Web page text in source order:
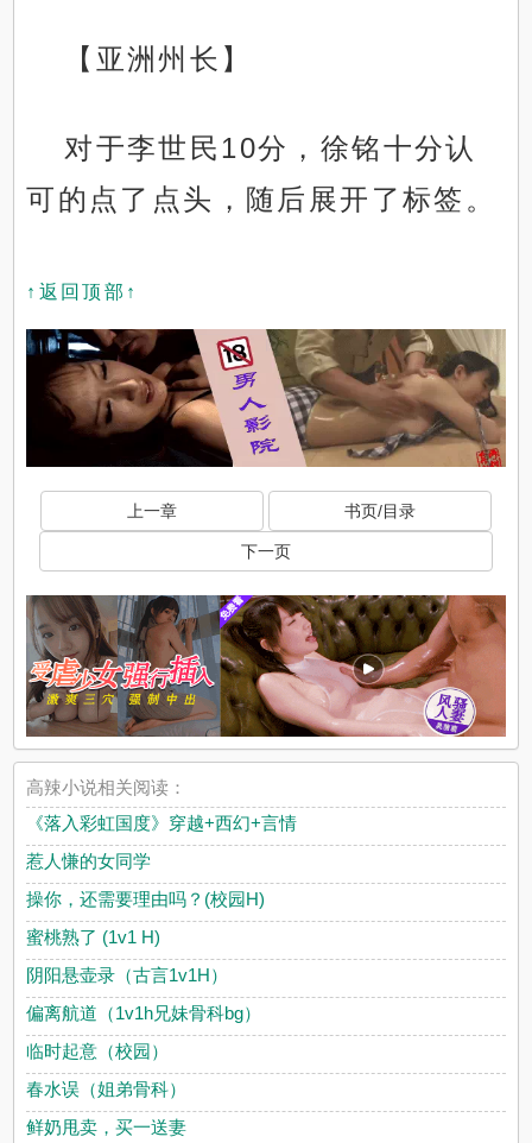
【亚洲州长】
对于李世民10分，徐铭十分认
可的点了点头，随后展开了标签。
↑返回顶部↑
上一章 书页/目录
下一页
高辣小说相关阅读：
《落入彩虹国度》穿越+西幻+言情
惹人慊的女同学
操你，还需要理由吗？(校园H)
蜜桃熟了 (1v1 H)
阴阳悬壶录（古言1v1H）
偏离航道（1v1h兄妹骨科bg）
临时起意（校园）
春水误（姐弟骨科）
鲜奶甩卖，买一送妻